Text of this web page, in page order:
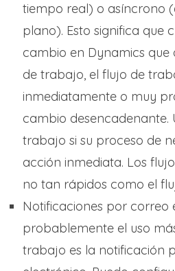
tiempo real) o asíncrono
plano). Esto significa que
cambio en Dynamics que
de trabajo, el flujo de
inmediatamente o muy
cambio desencadenante.
trabajo si su proceso de
acción inmediata. Los
no tan rápidos como el
Notificaciones por correo
probablemente el uso
trabajo es la notificación